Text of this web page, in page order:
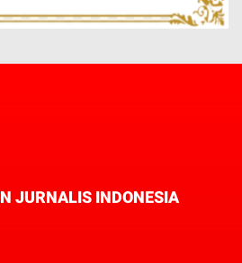
JURNALIS INDONESIA